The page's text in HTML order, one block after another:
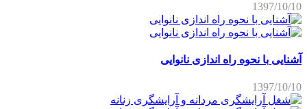
1397/10/10
آشنایی با نحوه راه اندازی نانوایی
1397/10/10